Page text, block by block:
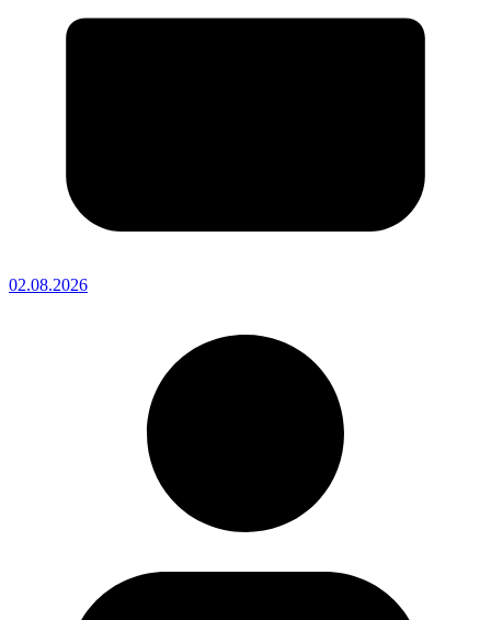
02.08.2026